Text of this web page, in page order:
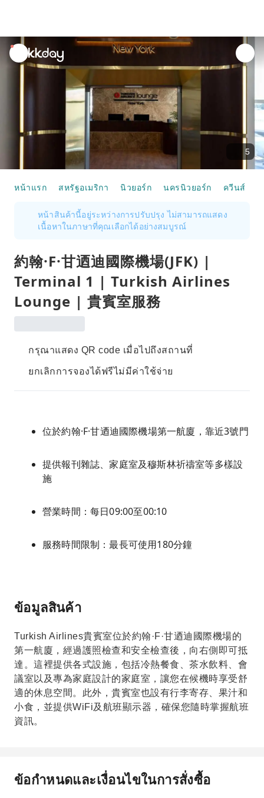
unread
notifications
5
หน้าแรก สหรัฐอเมริกา นิวยอร์ก นครนิวยอร์ก ควีนส์
หน้าสินค้านี้อยู่ระหว่างการปรับปรุง ไม่สามารถแสดง
เนื้อหาในภาษาที่คุณเลือกได้อย่างสมบูรณ์
約翰·F·甘迺迪國際機場(JFK) |
Terminal 1 | Turkish Airlines
Lounge | 貴賓室服務
กรุณาแสดง QR code เมื่อไปถึงสถานที่
ยกเลิกการจองได้ฟรีไม่มีค่าใช้จ่าย
位於約翰·F·甘迺迪國際機場第一航廈，靠近3號門
提供報刊雜誌、家庭室及穆斯林祈禱室等多樣設
施
營業時間：每日09:00至00:10
服務時間限制：最長可使用180分鐘
ข้อมูลสินค้า
Turkish Airlines貴賓室位於約翰·F·甘迺迪國際機場的
第一航廈，經過護照檢查和安全檢查後，向右側即可抵
達。這裡提供各式設施，包括冷熱餐食、茶水飲料、會
議室以及專為家庭設計的家庭室，讓您在候機時享受舒
適的休息空間。此外，貴賓室也設有行李寄存、果汁和
小食，並提供WiFi及航班顯示器，確保您隨時掌握航班
資訊。
ข้อกำหนดและเงื่อนไขในการสั่งซื้อ